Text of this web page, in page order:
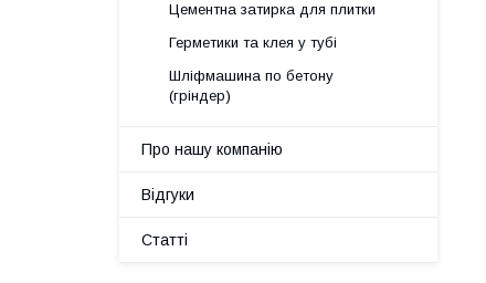
Цементна затирка для плитки
Герметики та клея у тубі
Шліфмашина по бетону
(гріндер)
Про нашу компанію
Відгуки
Статті